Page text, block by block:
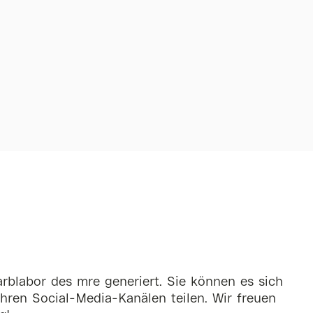
des mre generiert. Sie können es sich
Social-Media-Kanälen teilen. Wir freuen